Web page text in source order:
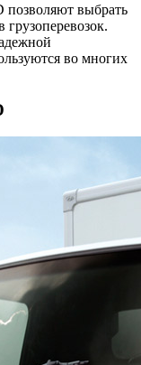
позволяют выбрать
во многих